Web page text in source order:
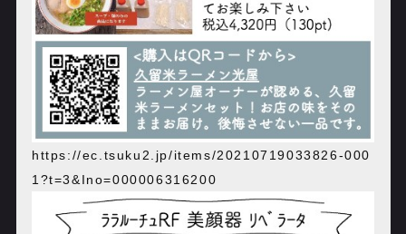
https://ec.tsuku2.jp/items/20210719033826-000
1?t=3&Ino=000006316200